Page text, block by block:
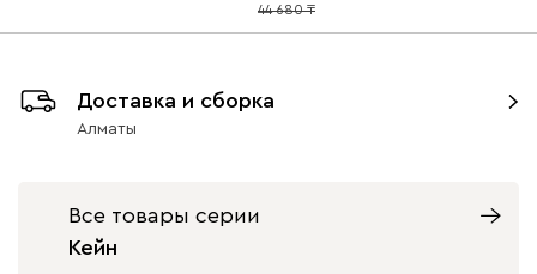
10
44 680
Доставка и сборка
Алматы
Все товары серии
Кейн